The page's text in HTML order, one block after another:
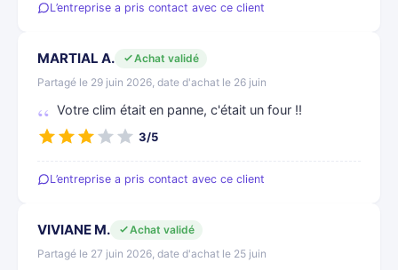
L’entreprise a pris contact avec ce client
MARTIAL A.
Achat validé
Partagé le 29 juin 2026, date d'achat le 26 juin
Votre clim était en panne, c'était un four !!
3/5
L’entreprise a pris contact avec ce client
VIVIANE M.
Achat validé
Partagé le 27 juin 2026, date d'achat le 25 juin